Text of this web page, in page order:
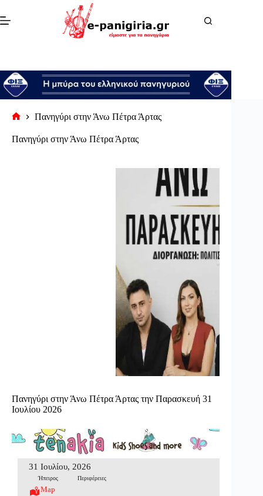
στο
περιεχόμενο
σελίδα
Πανηγύρι στην Άνω Πέτρα Άρτας
Πανηγύρι στην Άνω Πέτρα Άρτας
Πανηγύρι στην Άνω Πέτρα Άρτας την Παρασκευή 31
Ιουλίου 2026
31 Ιουλίου, 2026
Ήπειρος Περιφέρειες
Map